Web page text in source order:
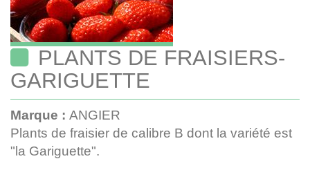
PLANTS DE FRAISIERS-
GARIGUETTE
Marque : ANGIER
Plants de fraisier de calibre B dont la variété est
"la Gariguette".